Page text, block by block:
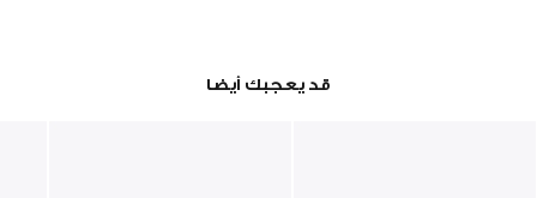
قد يعجبك أيضا